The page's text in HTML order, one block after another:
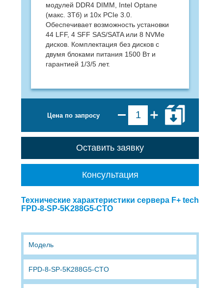
модулей DDR4 DIMM, Intel Optane
(макс. 3Тб) и 10x PCIe 3.0.
Обеспечивает возможность установки
44 LFF, 4 SFF SAS/SATA или 8 NVMe
дисков. Комплектация без дисков с
двумя блоками питания 1500 Вт и
гарантией 1/3/5 лет.
Цена по запросу
Оставить заявку
Консультация
Технические характеристики сервера F+ tech
FPD-8-SP-5K288G5-CTO
Модель
FPD-8-SP-5K288G5-CTO